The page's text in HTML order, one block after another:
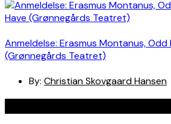
Anmeldelse: Erasmus Montanus,
(Grønnegårds Teatret)
By: Christian Skovgaard Hansen